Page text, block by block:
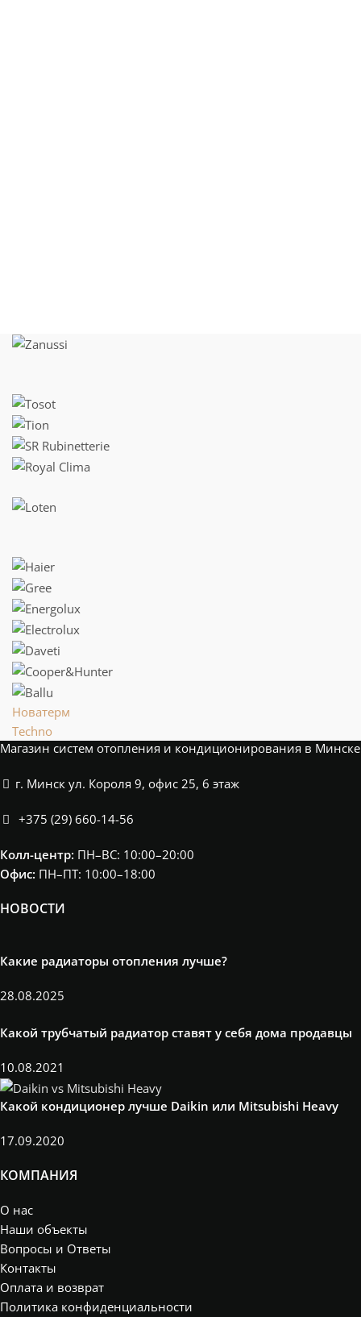
Новатерм
Techno
Магазин систем отопления и кондиционирования в Минске
г. Минск ул. Короля 9, офис 25, 6 этаж
+375 (29) 660-14-56
Колл-центр: ПН–ВС: 10:00–20:00​
Офис: ПН–ПТ: 10:00–18:00
НОВОСТИ
Какие радиаторы отопления лучше?
28.08.2025
Какой трубчатый радиатор ставят у себя дома продавцы
10.08.2021
Какой кондиционер лучше Daikin или Mitsubishi Heavy
17.09.2020
КОМПАНИЯ
О нас
Наши объекты
Вопросы и Ответы
Контакты
Оплата и возврат
Политика конфиденциальности